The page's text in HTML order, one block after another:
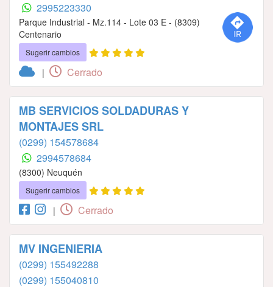
2995223330
Parque Industrial - Mz.114 - Lote 03 E - (8309)
Centenario
Sugerir cambios
| Cerrado
MB SERVICIOS SOLDADURAS Y
MONTAJES SRL
(0299) 154578684
2994578684
(8300) Neuquén
Sugerir cambios
| Cerrado
MV INGENIERIA
(0299) 155492288
(0299) 155040810